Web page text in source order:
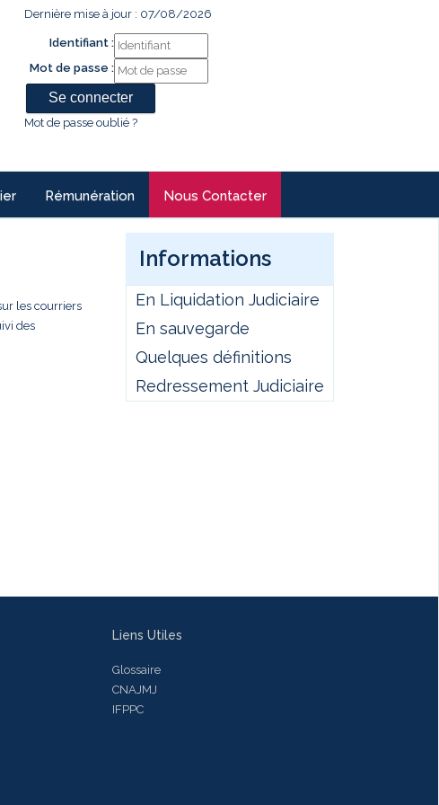
Dernière mise à jour : 07/08/2026
Identifiant :
Mot de passe :
Mot de passe oublié ?
Rémunération Nous Contacter
les courriers
des
Informations
En Liquidation Judiciaire
En sauvegarde
Quelques définitions
Redressement Judiciaire
Liens Utiles
Glossaire
CNAJMJ
IFPPC